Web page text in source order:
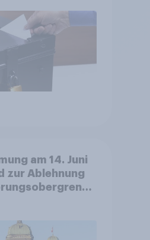
am 14. Juni
zur Ablehnung
sinken